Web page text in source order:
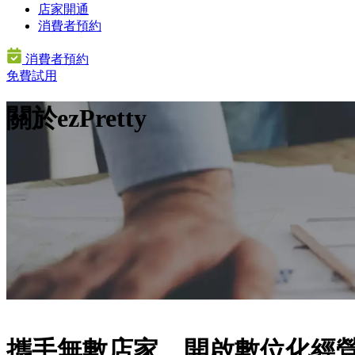
店家開通
消費者預約
消費者預約
免費試用
關於ezPretty